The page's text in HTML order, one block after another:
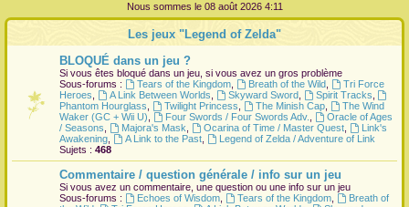
c
Nous sommes le 08 août 2026 4:11
Les jeux "Legend of Zelda"
BLOQUÉ dans un jeu ?
Si vous êtes bloqué dans un jeu, si vous avez un gros problème
Sous-forums :
Tears of the Kingdom, Breath of the Wild,
Tri Force
Heroes
A Link Between Worlds Skyward Sword, Spirit Tracks
Phantom Hourglass
Twilight Princess The Minish Cap,
The Wind
Waker (GC + Wii U)
Four Swords / Four Swords Adv.
Oracle of Ages
/ Seasons
Majora's Mask Ocarina of Time / Master Quest,
Link's
Awakening
A Link to the Past,
Legend of Zelda / Adventure of Link
Sujets : 468
Commentaire / question générale / info sur un jeu
Si vous avez un commentaire, une question ou une info sur un jeu
Sous-forums :
Echoes of Wisdom, Tears of the Kingdom,
Breath of